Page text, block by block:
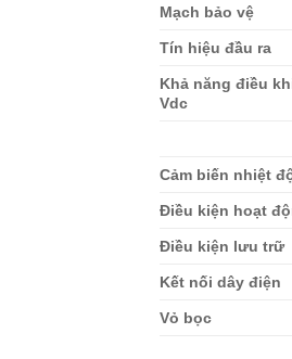
Mạch bảo vệ
Tín hiệu đầu ra
Khả năng điều
Vdc
Cảm biến nhiệt
Điều kiện hoạt
Điều kiện lưu trữ
Kết nối dây điện
Vỏ bọc